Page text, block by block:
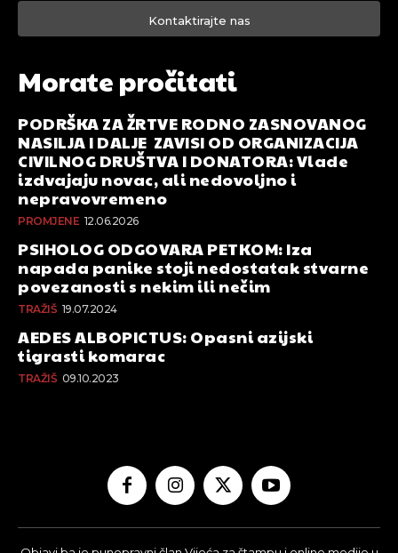
Kontaktirajte nas
Morate pročitati
PODRŠKA ZA ŽRTVE RODNO ZASNOVANOG
NASILJA I DALJE ZAVISI OD ORGANIZACIJA
CIVILNOG DRUŠTVA I DONATORA: Vlade
izdvajaju novac, ali nedovoljno i
nepravovremeno
PROMJENE 12.06.2026
PSIHOLOG ODGOVARA PETKOM: Iza
napada panike stoji nedostatak stvarne
povezanosti s nekim ili nečim
TRAŽIŠ 19.07.2024
AEDES ALBOPICTUS: Opasni azijski
tigrasti komarac
TRAŽIŠ 09.10.2023